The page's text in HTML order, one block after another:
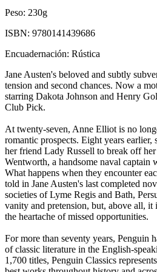
Peso: 230g
ISBN: 9780141439686
Encuadernación: Rústica
Jane Austen's beloved and subtly
tension and second chances. Now a
starring Dakota Johnson and Henry
Club Pick.
At twenty-­seven, Anne Elliot is no
romantic prospects. Eight years earlier,
her friend Lady Russell to break off
Wentworth, a handsome naval captain
What happens when they encounter
told in Jane Austen's last completed
societies of Lyme Regis and Bath,
vanity and pretension, but, above all,
the heartache of missed opportunities.
For more than seventy years, Penguin
of classic literature in the English-
1,700 titles, Penguin Classics